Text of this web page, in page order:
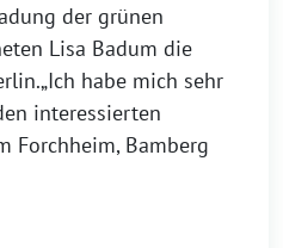
der grünen
Lisa Badum die
habe mich sehr
interessierten
Forchheim, Bamberg